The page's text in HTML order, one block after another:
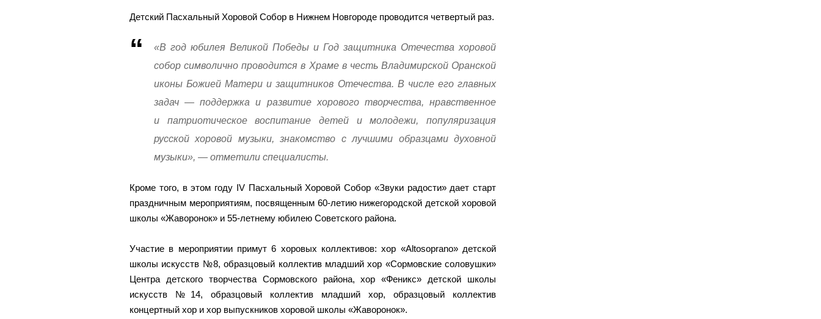
Детский Пасхальный Хоровой Собор в Нижнем Новгороде проводится четвертый раз.
«В год юбилея Великой Победы и Год защитника Отечества хоровой
собор символично проводится в Храме в честь Владимирской Оранской
иконы Божией Матери и защитников Отечества. В числе его главных
задач — поддержка и развитие хорового творчества, нравственное
и патриотическое воспитание детей и молодежи, популяризация
русской хоровой музыки, знакомство с лучшими образцами духовной
музыки», — отметили специалисты.
Кроме того, в этом году IV Пасхальный Хоровой Собор «Звуки радости» дает старт
праздничным мероприятиям, посвященным 60-летию нижегородской детской хоровой
школы «Жаворонок» и 55-летнему юбилею Советского района.
Участие в мероприятии примут 6 хоровых коллективов: хор «Altosoprano» детской
школы искусств №8, образцовый коллектив младший хор «Сормовские соловушки»
Центра детского творчества Сормовского района, хор «Феникс» детской школы
искусств №14, образцовый коллектив младший хор, образцовый коллектив
концертный хор и хор выпускников хоровой школы «Жаворонок».